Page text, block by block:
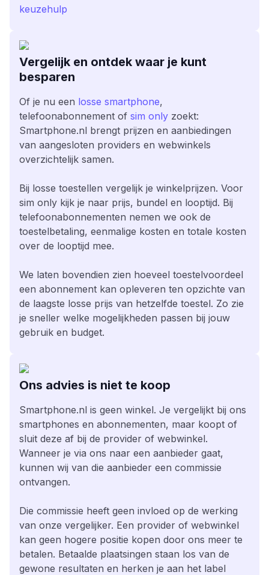
keuzehulp
Vergelijk en ontdek waar je kunt
besparen
Of je nu een losse smartphone,
telefoonabonnement of sim only zoekt:
Smartphone.nl brengt prijzen en aanbiedingen
van aangesloten providers en webwinkels
overzichtelijk samen.
Bij losse toestellen vergelijk je winkelprijzen. Voor
sim only kijk je naar prijs, bundel en looptijd. Bij
telefoonabonnementen nemen we ook de
toestelbetaling, eenmalige kosten en totale kosten
over de looptijd mee.
We laten bovendien zien hoeveel toestelvoordeel
een abonnement kan opleveren ten opzichte van
de laagste losse prijs van hetzelfde toestel. Zo zie
je sneller welke mogelijkheden passen bij jouw
gebruik en budget.
Ons advies is niet te koop
Smartphone.nl is geen winkel. Je vergelijkt bij ons
smartphones en abonnementen, maar koopt of
sluit deze af bij de provider of webwinkel.
Wanneer je via ons naar een aanbieder gaat,
kunnen wij van die aanbieder een commissie
ontvangen.
Die commissie heeft geen invloed op de werking
van onze vergelijker. Een provider of webwinkel
kan geen hogere positie kopen door ons meer te
betalen. Betaalde plaatsingen staan los van de
gewone resultaten en herken je aan het label